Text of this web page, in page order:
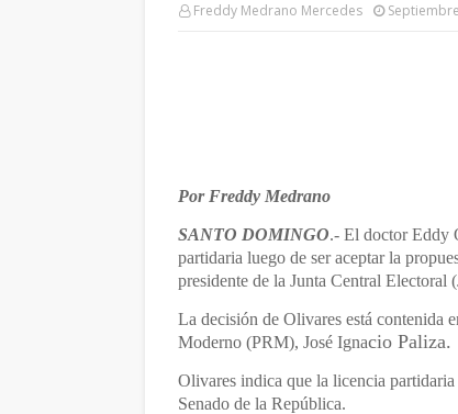
Freddy Medrano Mercedes
Por Freddy Medrano
SANTO DOMINGO.- El doctor Eddy
partidaria luego de ser aceptar la
presidente de la Junta Central Electoral
La decisión de Olivares está contenida
Moderno (PRM), José Ignacio Paliza.
Olivares indica que la licencia
Senado de la República.